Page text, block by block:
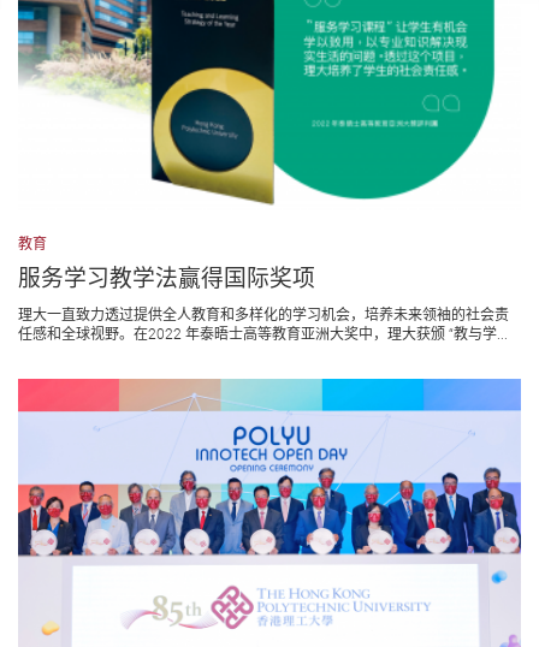
教育
服务学习教学法赢得国际奖项
理大一直致力透过提供全人教育和多样化的学习机会，培养未来领袖的社会责
任感和全球视野。在2022 年泰晤士高等教育亚洲大奖中，理大获颁 “教与学...